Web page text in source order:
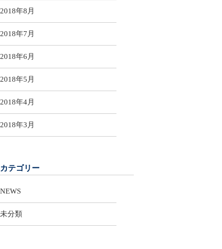
2018年8月
2018年7月
2018年6月
2018年5月
2018年4月
2018年3月
カテゴリー
NEWS
未分類